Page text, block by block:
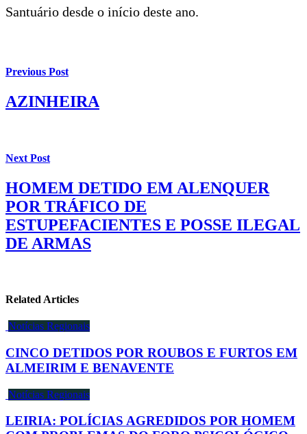
Santuário desde o início deste ano.
Previous Post
AZINHEIRA
Next Post
HOMEM DETIDO EM ALENQUER
POR TRÁFICO DE
ESTUPEFACIENTES E POSSE ILEGAL
DE ARMAS
Related Articles
Notícias Regionais
CINCO DETIDOS POR ROUBOS E FURTOS EM
ALMEIRIM E BENAVENTE
Notícias Regionais
LEIRIA: POLÍCIAS AGREDIDOS POR HOMEM